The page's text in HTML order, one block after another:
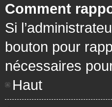
Comment
Si
bouton pour
nécessaires
Haut